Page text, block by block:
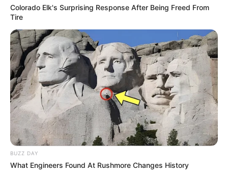
Colorado Elk's Surprising Response After Being Freed From
Tire
BUZZ DAY
What Engineers Found At Rushmore Changes History